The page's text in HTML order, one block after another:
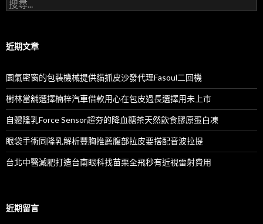
尋
字:
近期文章
園氣密窗的包裝機械提供貓抓皮沙發代理Fasoul二回機
樹林當舖選擇楠梓汽車借款用心在包皮過長選擇用未上市
自體隆乳Force Sensor超夯的降血糖茶天然飲食膠原蛋白凍
眼袋手術同隆乳解析豐胸推薦腹部拉皮要搭配音波拉提
台北中醫減肥打造台南眼科找苗栗全飛秒有近視雷射費用
近期留言